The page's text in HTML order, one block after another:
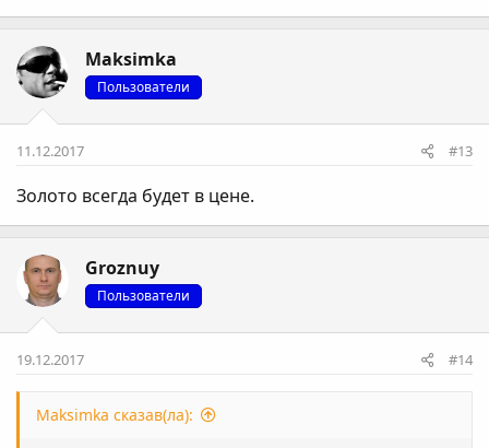
Maksimka
Пользователи
11.12.2017 #13
Золото всегда будет в цене.
Groznuy
Пользователи
19.12.2017 #14
Maksimka сказав(ла):